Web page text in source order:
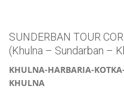
SUNDERBAN TOUR
(Khulna – Sundarban –
KHULNA-HARBARIA-
KHULNA